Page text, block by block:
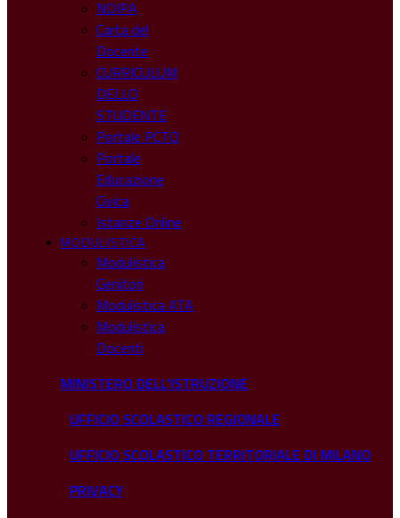
NOIPA
Carta del
Docente
CURRICULUM
DELLO
STUDENTE
Portale PCTO
Portale
Educazione
Civica
Istanze Online
MODULISTICA
Modulistica
Genitori
Modulistica ATA
Modulistica
Docenti
MINISTERO DELL'ISTRUZIONE
UFFICIO SCOLASTICO REGIONALE
UFFICIO SCOLASTICO TERRITORIALE DI MILANO
PRIVACY